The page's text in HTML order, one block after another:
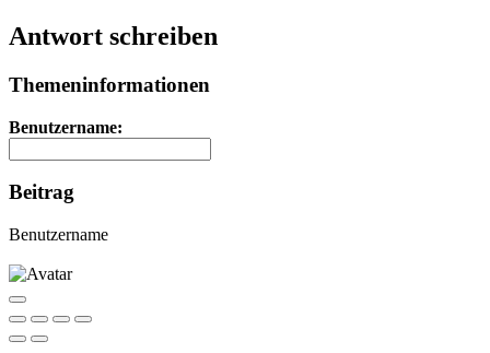
Antwort schreiben
Themeninformationen
Benutzername:
Beitrag
Benutzername